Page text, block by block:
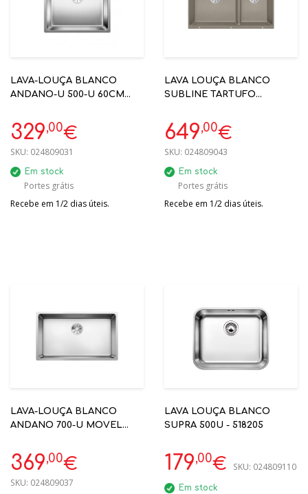
LAVA-LOUÇA BLANCO
ANDANO-U 500-U 60CM
AUTOMÁTICA - 522967
329,00€
SKU: 024809031
Em stock
Portes grátis
Recebe em 1/2 dias úteis.
LAVA LOUÇA BLANCO
SUBLINE TARTUFO
649,00€
SKU: 024809043
Em stock
Portes grátis
Recebe em 1/2 dias úteis.
LAVA-LOUÇA BLANCO
ANDANO 700-U MOVEL
COD.522971
369,00€
SKU: 024809037
LAVA LOUÇA BLANCO
SUPRA 500U - 518205
179,00€ SKU: 024809110
Em stock